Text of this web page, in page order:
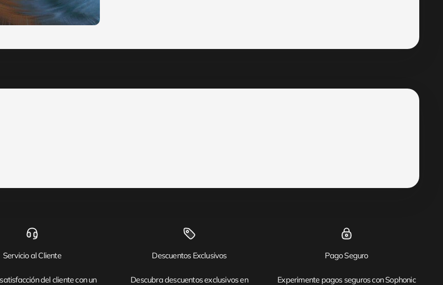
Servicio al Cliente
del cliente con un
Descuentos Exclusivos
Descubra descuentos exclusivos en
Pago Seguro
Experimente pagos seguros con Sophonic